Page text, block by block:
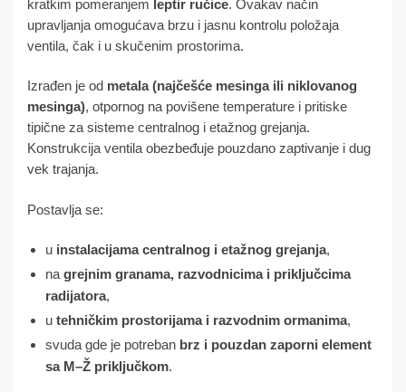
kratkim pomeranjem leptir ručice. Ovakav način
upravljanja omogućava brzu i jasnu kontrolu položaja
ventila, čak i u skučenim prostorima.
Izrađen je od metala (najčešće mesinga ili niklovanog
mesinga), otpornog na povišene temperature i pritiske
tipične za sisteme centralnog i etažnog grejanja.
Konstrukcija ventila obezbeđuje pouzdano zaptivanje i dug
vek trajanja.
Postavlja se:
u instalacijama centralnog i etažnog grejanja,
na grejnim granama, razvodnicima i priključcima
radijatora,
u tehničkim prostorijama i razvodnim ormanima,
svuda gde je potreban brz i pouzdan zaporni element
sa M–Ž priključkom.